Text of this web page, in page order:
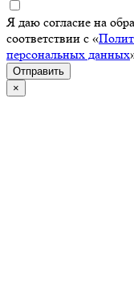
Я даю согласие на
соответствии с «
персональных данных
Отправить
×